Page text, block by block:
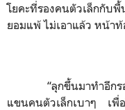
โยคะที่รองคนตัวเล็กกับ
ยอมแพ้ ไม่เอาแล้ว หน้าท้
“ลุกขึ้นมาทำอีก
แขนคนตัวเล็กเบาๆ เพื่